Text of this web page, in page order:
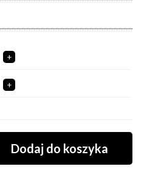
+
+